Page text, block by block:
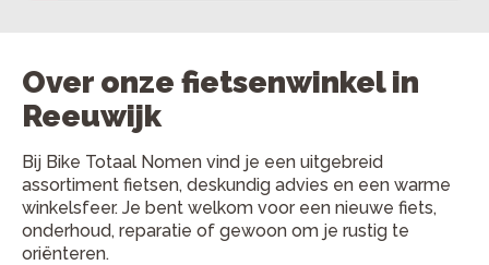
Over onze fietsenwinkel in
Reeuwijk
Bij Bike Totaal Nomen vind je een uitgebreid
assortiment fietsen, deskundig advies en een warme
winkelsfeer. Je bent welkom voor een nieuwe fiets,
onderhoud, reparatie of gewoon om je rustig te
oriënteren.